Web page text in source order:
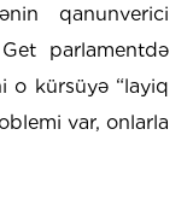
qanunverici
parlamentdə
o kürsüyə “layiq
var, onlarla